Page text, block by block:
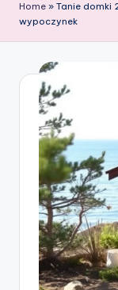
Home » Tanie domki
wypoczynek